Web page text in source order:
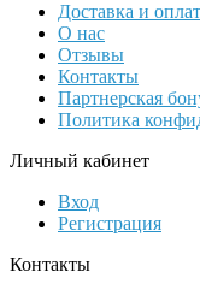
Доставка и
О нас
Отзывы
Контакты
Партнерская
Политика
Личный кабинет
Вход
Регистрация
Контакты